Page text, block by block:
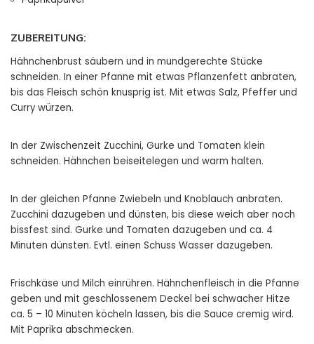
ZUBEREITUNG:
Hähnchenbrust säubern und in mundgerechte Stücke
schneiden. In einer Pfanne mit etwas Pflanzenfett anbraten,
bis das Fleisch schön knusprig ist. Mit etwas Salz, Pfeffer und
Curry würzen.
In der Zwischenzeit Zucchini, Gurke und Tomaten klein
schneiden. Hähnchen beiseitelegen und warm halten.
In der gleichen Pfanne Zwiebeln und Knoblauch anbraten.
Zucchini dazugeben und dünsten, bis diese weich aber noch
bissfest sind. Gurke und Tomaten dazugeben und ca. 4
Minuten dünsten. Evtl. einen Schuss Wasser dazugeben.
Frischkäse und Milch einrühren. Hähnchenfleisch in die Pfanne
geben und mit geschlossenem Deckel bei schwacher Hitze
ca. 5 – 10 Minuten köcheln lassen, bis die Sauce cremig wird.
Mit Paprika abschmecken.